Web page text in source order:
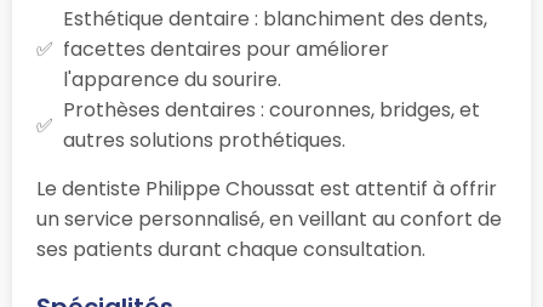
Esthétique dentaire : blanchiment des dents,
facettes dentaires pour améliorer
l'apparence du sourire.
Prothèses dentaires : couronnes, bridges, et
autres solutions prothétiques.
Le dentiste Philippe Choussat est attentif à offrir
un service personnalisé, en veillant au confort de
ses patients durant chaque consultation.